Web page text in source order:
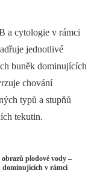
a cytologie v rámci
jednotlivé
buněk dominujících
chování
typů a stupňů
tekutin.
plodové vody –
dominujících v rámci